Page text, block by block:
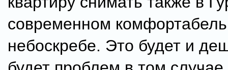
современном
небоскребе. Это будет и